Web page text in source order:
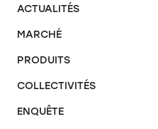
ACTUALITÉS
MARCHÉ
PRODUITS
COLLECTIVITÉS
ENQUÊTE